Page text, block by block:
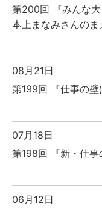
第200回 『みんな大
本上まなみさんの
08月21日
第199回 『仕事の壁
07月18日
第198回 『新・仕事
06月12日